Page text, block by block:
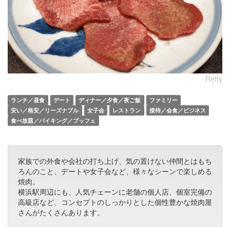
Retty
ランチ／昼食 デート ディナー／夕食／夜ご飯
ファミリー
安い／格安／リーズナブル
女子会 レストラン
接待／会食／ビジネス
食べ放題／バイキング／ブッフェ
家族での外食や会社の打ち上げ、気の置けない仲間とはもち
ろんのこと、デートや女子会など、様々なシーンで楽しめる
焼肉。
横浜駅周辺にも、人気チェーンに老舗の個人店、個室完備の
高級店など、コンセプトのしっかりとした個性豊かな焼肉屋
さんがたくさんあります。